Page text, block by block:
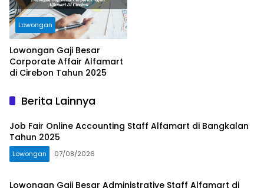
Lowongan
Lowongan Gaji Besar
Corporate Affair Alfamart
di Cirebon Tahun 2025
Berita Lainnya
Job Fair Online Accounting Staff Alfamart di Bangkalan
Tahun 2025
Lowongan 07/08/2026
Lowongan Gaji Besar Administrative Staff Alfamart di